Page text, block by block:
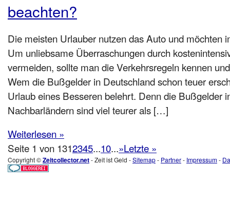
beachten?
Die meisten Urlauber nutzen das Auto und möchten
Um unliebsame Überraschungen durch
vermeiden, sollte man die Verkehrsregeln kennen
Wem die Bußgelder in Deutschland schon teuer
Urlaub eines Besseren belehrt. Denn die Bußgelder
Nachbarländern sind viel teurer als […]
Weiterlesen »
Seite 1 von 1312345...10...»Letzte »
Copyright ©Zeitcollector.net- Zeit ist Geld -Sitemap- Partner- Impressum-